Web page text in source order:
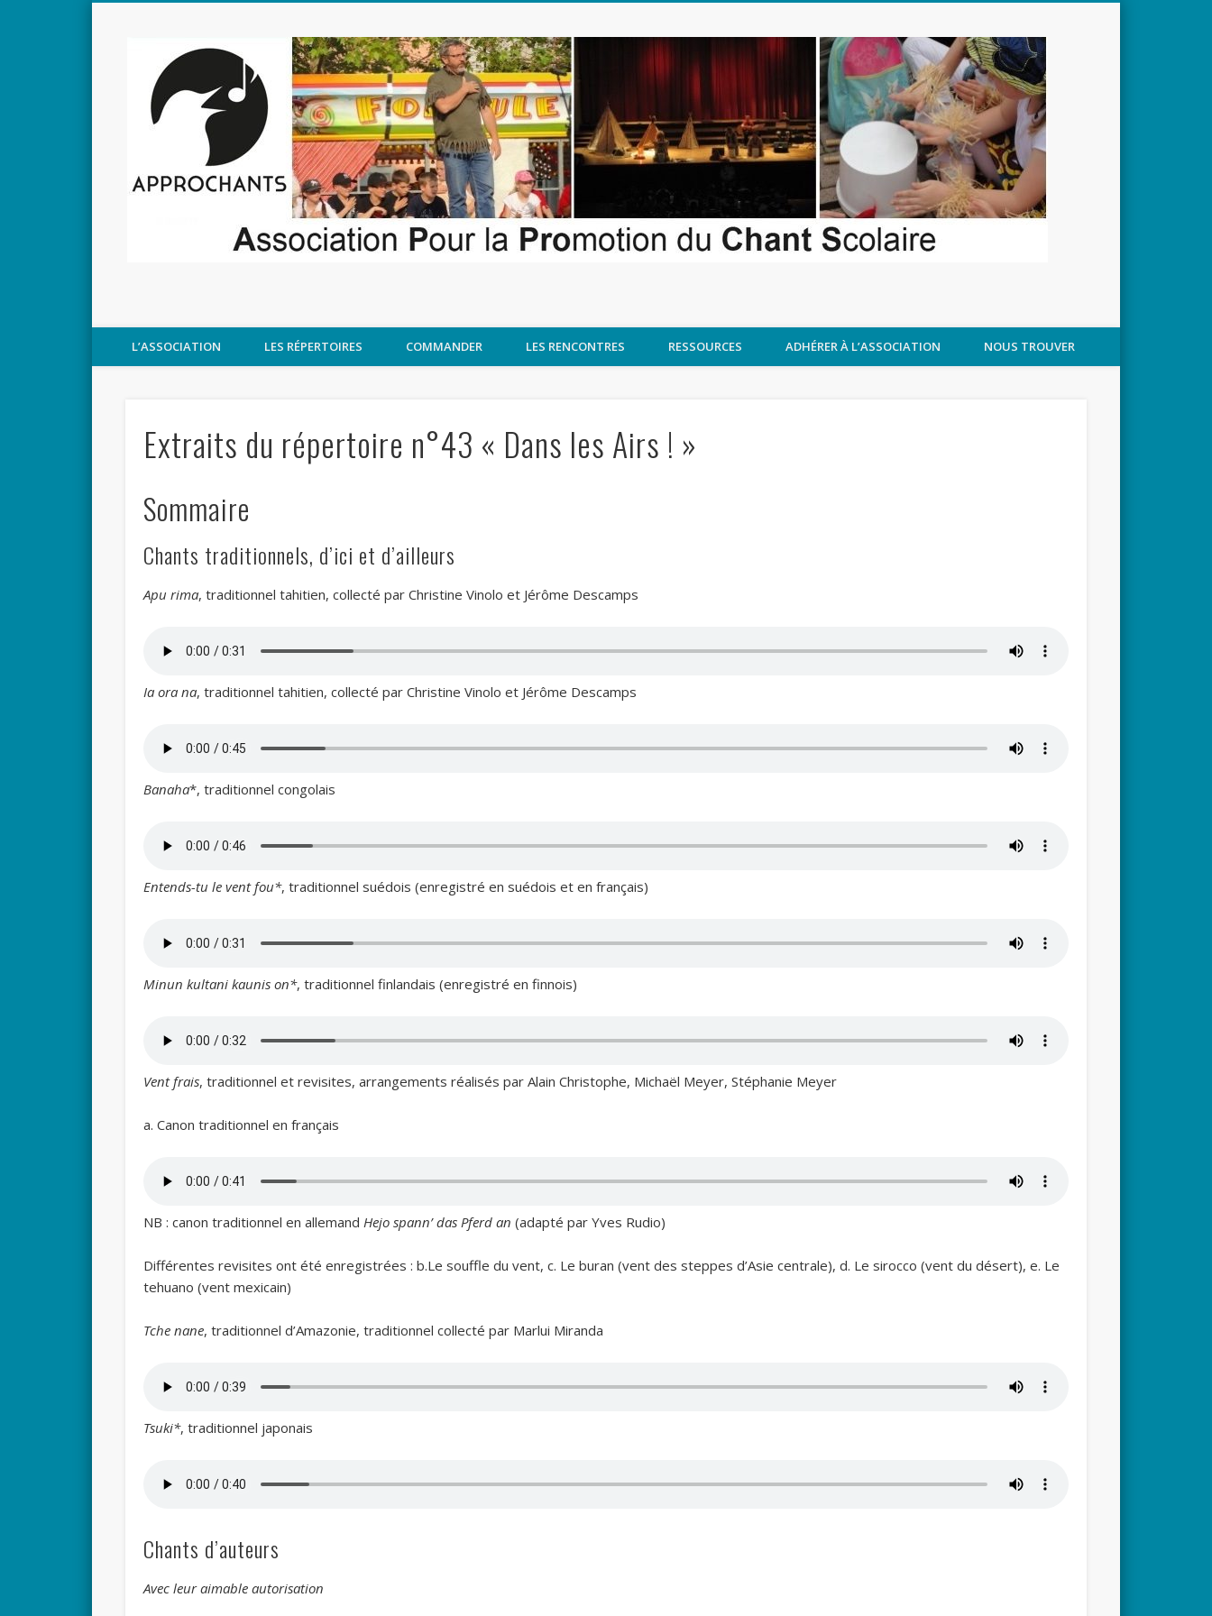
L’ASSOCIATION LES RÉPERTOIRES COMMANDER LES RENCONTRES RESSOURCES ADHÉRER À L’ASSOCIATION NOUS TROUVER
Extraits du répertoire n°43 « Dans les Airs ! »
Sommaire
Chants traditionnels, d’ici et d’ailleurs
Apu rima, traditionnel tahitien, collecté par Christine Vinolo et Jérôme Descamps
Ia ora na, traditionnel tahitien, collecté par Christine Vinolo et Jérôme Descamps
Banaha*, traditionnel congolais
Entends-tu le vent fou*, traditionnel suédois (enregistré en suédois et en français)
Minun kultani kaunis on*, traditionnel finlandais (enregistré en finnois)
Vent frais, traditionnel et revisites, arrangements réalisés par Alain Christophe, Michaël Meyer, Stéphanie Meyer
a. Canon traditionnel en français
NB : canon traditionnel en allemand Hejo spann’ das Pferd an (adapté par Yves Rudio)
Différentes revisites ont été enregistrées : b.Le souffle du vent, c. Le buran (vent des steppes d’Asie centrale), d. Le sirocco (vent du désert), e. Le
tehuano (vent mexicain)
Tche nane, traditionnel d’Amazonie, traditionnel collecté par Marlui Miranda
Tsuki*, traditionnel japonais
Chants d’auteurs
Avec leur aimable autorisation